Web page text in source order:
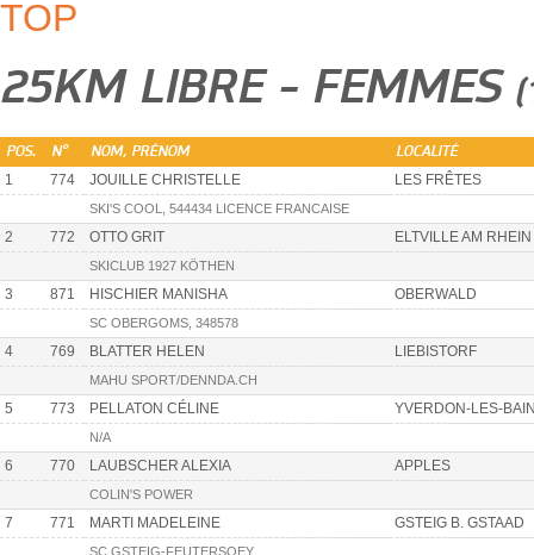
TOP
25KM LIBRE - FEMMES
POS. N° NOM, PRÉNOM LOCALITÉ
1 774 JOUILLE CHRISTELLE LES FRÊTES
SKI'S COOL, 544434 LICENCE FRANCAISE
2 772 OTTO GRIT ELTVILLE AM RHEIN
SKICLUB 1927 KÖTHEN
3 871 HISCHIER MANISHA OBERWALD
SC OBERGOMS, 348578
4 769 BLATTER HELEN LIEBISTORF
MAHU SPORT/DENNDA.CH
5 773 PELLATON CÉLINE YVERDON-LES-
N/A
6 770 LAUBSCHER ALEXIA APPLES
COLIN'S POWER
7 771 MARTI MADELEINE GSTEIG B. GSTAAD
SC GSTEIG-FEUTERSOEY